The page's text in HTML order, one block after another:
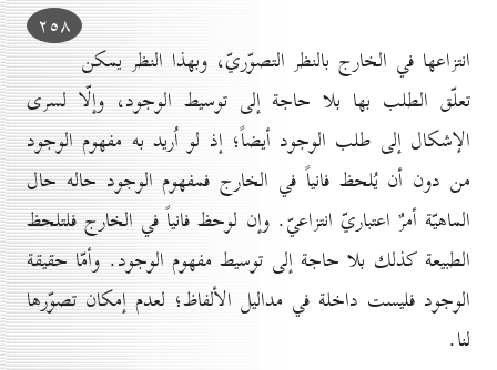
۲٥۸
انتزاعها في الخارج بالنظر التصوّريّ، وبهذا النظر يمكن
تعلّق الطلب بها بلا حاجة إلى توسيط الوجود، وإلّا لسرى
الإشكال إلى طلب الوجود أيضاً؛ إذ لو اُريد به مفهوم الوجود
من دون أن يُلحظ فانياً في الخارج فمفهوم الوجود حاله حال
الماهيّة أمرٌ اعتباريّ انتزاعيّ. وإن لوحظ فانياً في الخارج فلتلحظ
الطبيعة كذلك بلا حاجة إلى توسيط مفهوم الوجود. وأمّا حقيقة
الوجود فليست داخلة في مداليل الألفاظ؛ لعدم إمكان تصوّرها
لنا.